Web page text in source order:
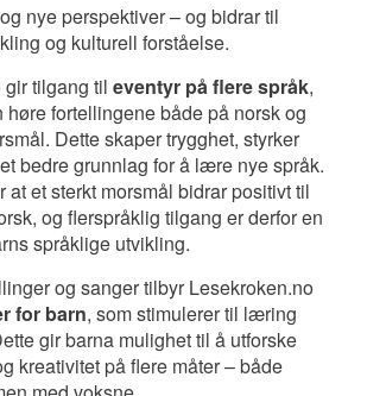
nye perspektiver – og bidrar til
og kulturell forståelse.
tilgang til eventyr på flere språk,
høre fortellingene både på norsk og
Dette skaper trygghet, styrker
bedre grunnlag for å lære nye språk.
at et sterkt morsmål bidrar positivt til
og flerspråklig tilgang er derfor en
språklige utvikling.
og sanger tilbyr Lesekroken.no
for barn, som stimulerer til læring
gir barna mulighet til å utforske
kreativitet på flere måter – både